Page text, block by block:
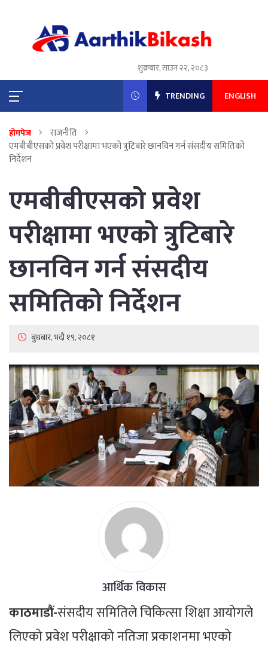
शुक्रबार, साउन २२, २०८३
TRENDING ENGLISH
होमपेज
राजनीति
एमबीबीएसको प्रवेश परीक्षामा भएको त्रुटिबारे छानविन गर्न संसदीय समितिको
निर्देशन
एमबीबीएसको प्रवेश
परीक्षामा भएको त्रुटिबारे
छानविन गर्न संसदीय
समितिको निर्देशन
बुधबार, भदौ १९, २०८१
आर्थिक विकास
काठमाडौं-संसदीय समितिले चिकित्सा शिक्षा आयोगले
लिएको प्रवेश परीक्षाको नतिजा प्रकाशनमा भएको